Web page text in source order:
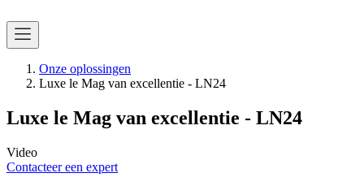
Onze oplossingen
Luxe le Mag van excellentie - LN24
Luxe le Mag van excellentie - LN24
Video
Contacteer een expert